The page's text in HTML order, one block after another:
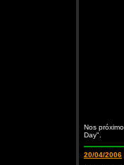
Nos
Day".
20/04/2006